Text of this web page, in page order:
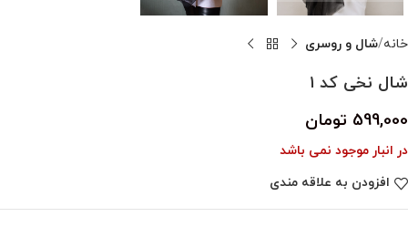
خانه شال و روسری
شال نخی کد ۱
599,000 تومان
در انبار موجود نمی باشد
افزودن به علاقه مندی